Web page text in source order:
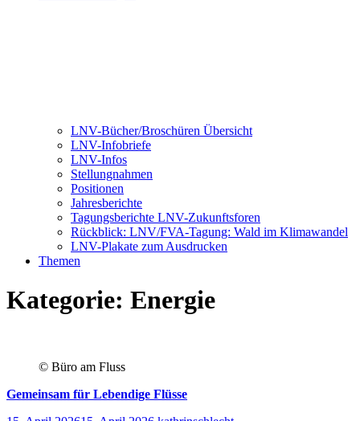
LNV-Bücher/Broschüren Übersicht
LNV-Infobriefe
LNV-Infos
Stellungnahmen
Positionen
Jahresberichte
Tagungsberichte LNV-Zukunftsforen
Rückblick: LNV/FVA-Tagung: Wald im Klimawandel
LNV-Plakate zum Ausdrucken
Themen
Kategorie: Energie
© Büro am Fluss
Gemeinsam für Lebendige Flüsse